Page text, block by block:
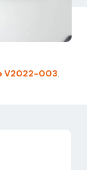
V2022-003.